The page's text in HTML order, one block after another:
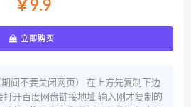
￥9.9
立即购买
间不要关闭网页） 在上方先复制下边
打开百度网盘链接地址 输入刚才复制的